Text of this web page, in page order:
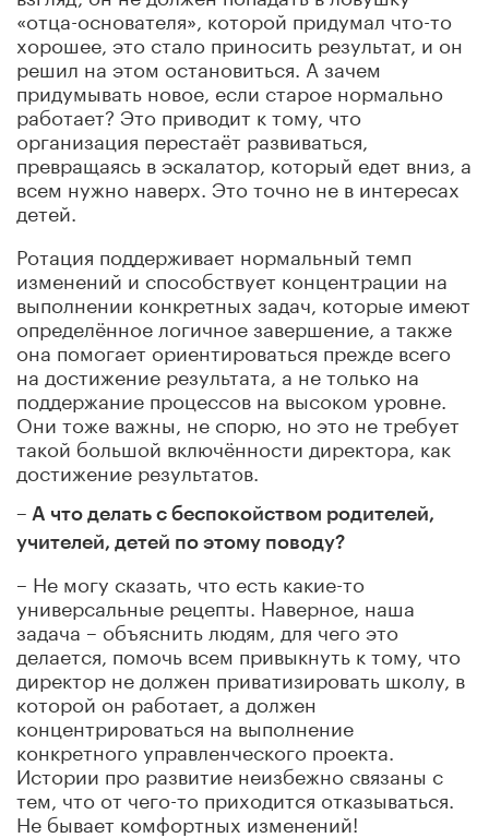
«отца-основателя», которой придумал что-то
хорошее, это стало приносить результат, и он
решил на этом остановиться. А зачем
придумывать новое, если старое нормально
работает? Это приводит к тому, что
организация перестаёт развиваться,
превращаясь в эскалатор, который едет вниз, а
всем нужно наверх. Это точно не в интересах
детей.
Ротация поддерживает нормальный темп
изменений и способствует концентрации на
выполнении конкретных задач, которые имеют
определённое логичное завершение, а также
она помогает ориентироваться прежде всего
на достижение результата, а не только на
поддержание процессов на высоком уровне.
Они тоже важны, не спорю, но это не требует
такой большой включённости директора, как
достижение результатов.
– А что делать с беспокойством родителей,
учителей, детей по этому поводу?
– Не могу сказать, что есть какие-то
универсальные рецепты. Наверное, наша
задача – объяснить людям, для чего это
делается, помочь всем привыкнуть к тому, что
директор не должен приватизировать школу, в
которой он работает, а должен
концентрироваться на выполнение
конкретного управленческого проекта.
Истории про развитие неизбежно связаны с
тем, что от чего-то приходится отказываться.
Не бывает комфортных изменений!